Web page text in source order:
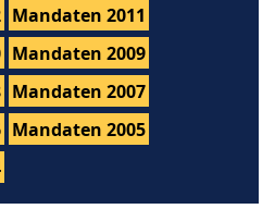
Mandaten 2011
Mandaten 2009
Mandaten 2007
Mandaten 2005